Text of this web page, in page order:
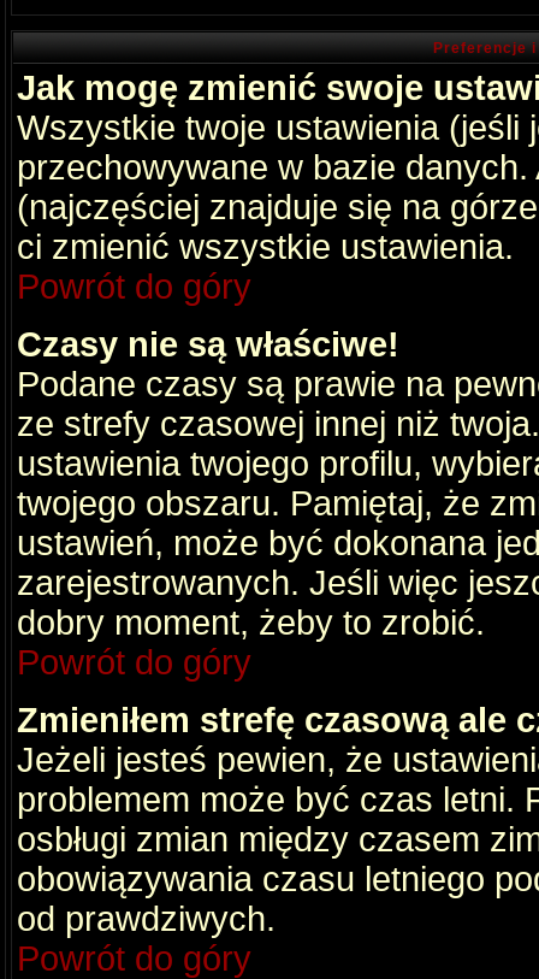
Preferencje
Jak mogę zmienić swoje
Wszystkie twoje ustawienia (jeśli
przechowywane w bazie
(najczęściej znajduje się na
ci zmienić wszystkie ustawienia.
Powrót do góry
Czasy nie są właściwe!
Podane czasy są prawie na
ze strefy czasowej innej niż
ustawienia twojego profilu,
twojego obszaru. Pamiętaj, że
ustawień, może być dokonana
zarejestrowanych. Jeśli więc
dobry moment, żeby to zrobić.
Powrót do góry
Zmieniłem strefę czasową ale
Jeżeli jesteś pewien, że
problemem może być czas letni.
osbługi zmian między czasem
obowiązywania czasu letniego
od prawdziwych.
Powrót do góry